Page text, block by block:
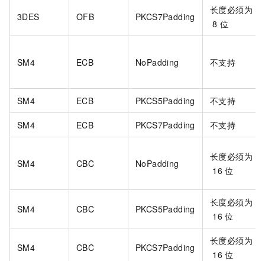
3DES OFB PKCS7Padding
长度必须为
8 位
SM4 ECB NoPadding 不支持
SM4 ECB PKCS5Padding 不支持
SM4 ECB PKCS7Padding 不支持
SM4 CBC NoPadding
长度必须为
16 位
SM4 CBC PKCS5Padding
长度必须为
16 位
SM4 CBC PKCS7Padding
长度必须为
16 位